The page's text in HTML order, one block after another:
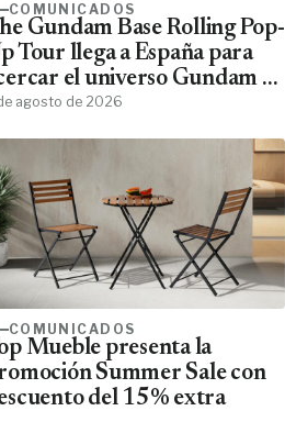
COMUNICADOS
Gundam Base Rolling Pop-
Tour llega a España para
el universo Gundam a
los fans
agosto de 2026
COMUNICADOS
Mueble presenta la
Summer Sale con
del 15% extra